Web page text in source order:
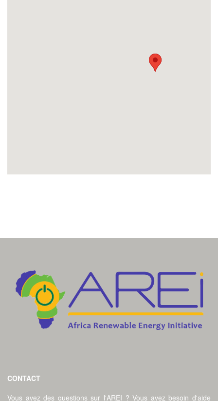
CONTACT
Vous avez des questions sur l'AREI ? Vous avez besoin d'aide